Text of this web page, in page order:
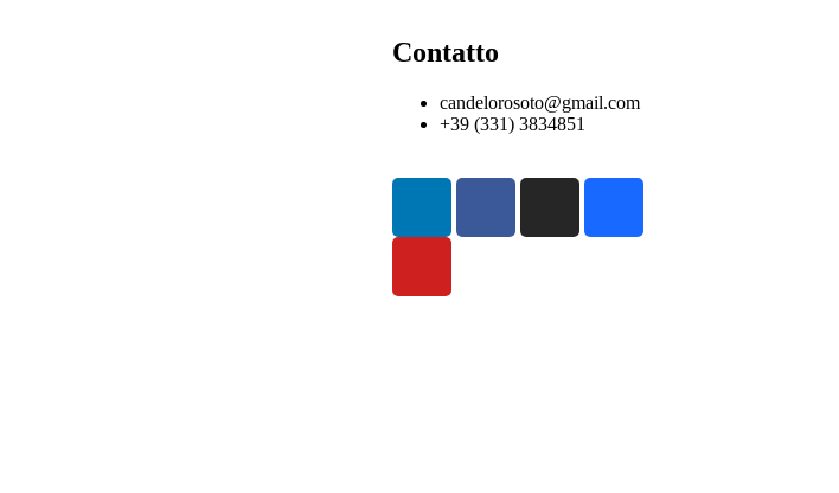
Contatto
candelorosoto@gmail.com
+39 (331) 3834851